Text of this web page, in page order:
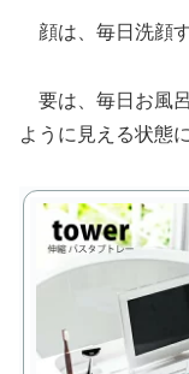
顔は、毎日洗顔す
要は、毎日お風
ように見える状態